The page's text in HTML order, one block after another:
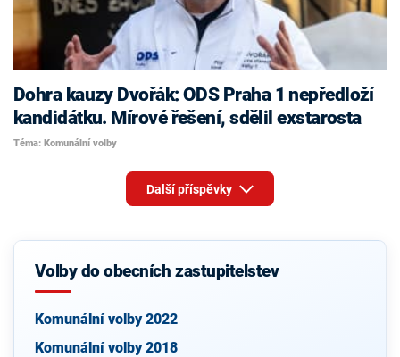
Dohra kauzy Dvořák: ODS Praha 1 nepředloží
kandidátku. Mírové řešení, sdělil exstarosta
Téma: Komunální volby
Další příspěvky
Volby do obecních zastupitelstev
Komunální volby 2022
Komunální volby 2018